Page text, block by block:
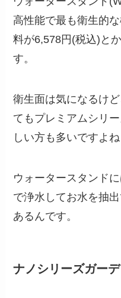
高性能で最も衛生的
料が6,578円 (税込)と
す。
衛生面は気になるけ
てもプレミアムシリ
しい方も多いですよね
ウォータースタンド
で浄水してお水を抽
あるんです。
ナノシリーズガー